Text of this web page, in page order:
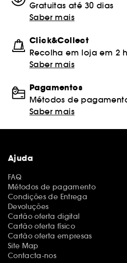
Gratuitas até 30 dias
Saber mais
Click&Collect
Recolha em loja em 2
Saber mais
Pagamentos
Métodos de
Saber mais
Ajuda
FAQ
Métodos de pagamento
Condições de Entrega
Devoluções
Cartão oferta digital
Cartão oferta físico
Cartão oferta empresas
Site Map
Contacta-nos